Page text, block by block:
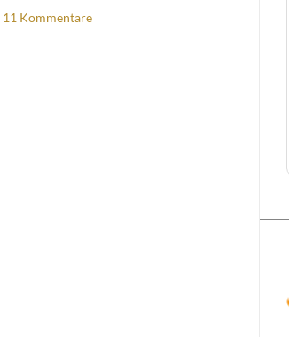
11 Kommentare